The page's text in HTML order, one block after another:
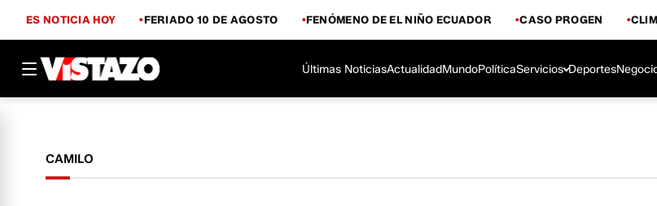
ES NOTICIA HOY FERIADO 10 DE AGOSTO FENÓMENO DE EL NIÑO ECUADOR CASO PROGEN
Últimas NoticiasActualidadMundoPolíticaServicios Deportes
CAMILO